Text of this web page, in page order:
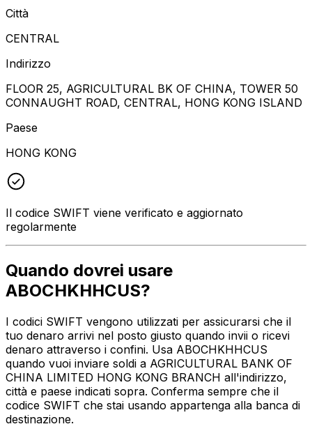
Città
CENTRAL
Indirizzo
FLOOR 25, AGRICULTURAL BK OF CHINA, TOWER 50
CONNAUGHT ROAD, CENTRAL, HONG KONG ISLAND
Paese
HONG KONG
Il codice SWIFT viene verificato e aggiornato
regolarmente
Quando dovrei usare
ABOCHKHHCUS?
I codici SWIFT vengono utilizzati per assicurarsi che il
tuo denaro arrivi nel posto giusto quando invii o ricevi
denaro attraverso i confini. Usa ABOCHKHHCUS
quando vuoi inviare soldi a AGRICULTURAL BANK OF
CHINA LIMITED HONG KONG BRANCH all'indirizzo,
città e paese indicati sopra. Conferma sempre che il
codice SWIFT che stai usando appartenga alla banca di
destinazione.